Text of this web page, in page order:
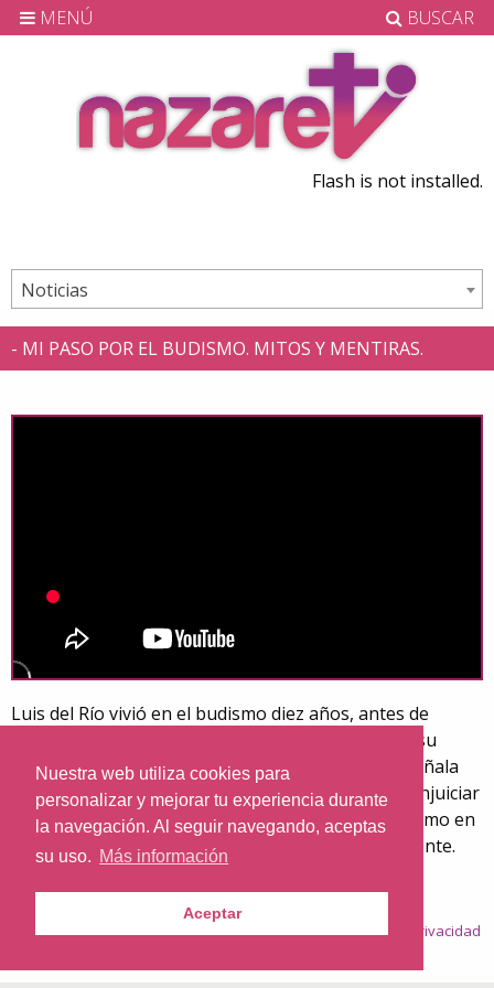
Nuestra web utiliza cookies para
personalizar y mejorar tu experiencia durante
la navegación. Al seguir navegando, aceptas
su uso. Más información
Aceptar
MENÚ BUSCAR
Flash is not installed.
Noticias
- MI PASO POR EL BUDISMO. MITOS Y MENTIRAS.
Luis del Río vivió en el budismo diez años, antes de
convertirse el catolicismo. En este breve vídeo de su
canal de Youtube, Luis y La Audioteca de Babel, señala
algunos errores muy básicos que se cometen al enjuiciar
la filosofía budista, tanto en la versión para consumo en
Occidente como en la que se vive en el Lejano Oriente.
© 2026Nazaret.TV·Condiciones generales·Política de privacidad